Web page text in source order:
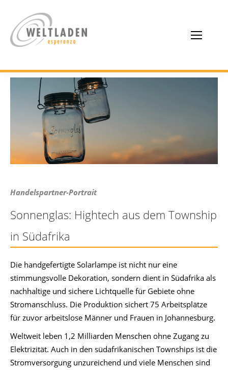
Handelspartner-Portrait
Sonnenglas: Hightech aus dem Township
in Südafrika
Die handgefertigte Solarlampe ist nicht nur eine
stimmungsvolle Dekoration, sondern dient in Südafrika als
nachhaltige und sichere Lichtquelle für Gebiete ohne
Stromanschluss. Die Produktion sichert 75 Arbeitsplätze
für zuvor arbeitslose Männer und Frauen in Johannesburg.
Weltweit leben 1,2 Milliarden Menschen ohne Zugang zu
Elektrizität. Auch in den südafrikanischen Townships ist die
Stromversorgung unzureichend und viele Menschen sind